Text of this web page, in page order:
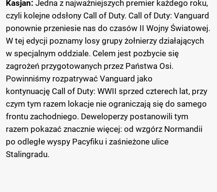
Kasjan: Jedna z najważniejszych premier każdego roku,
czyli kolejne odsłony Call of Duty. Call of Duty: Vanguard
ponownie przeniesie nas do czasów II Wojny Światowej.
W tej edycji poznamy losy grupy żołnierzy działających
w specjalnym oddziale. Celem jest pozbycie się
zagrożeń przygotowanych przez Państwa Osi.
Powinniśmy rozpatrywać Vanguard jako
kontynuację Call of Duty: WWII sprzed czterech lat, przy
czym tym razem lokacje nie ograniczają się do samego
frontu zachodniego. Deweloperzy postanowili tym
razem pokazać znacznie więcej: od wzgórz Normandii
po odległe wyspy Pacyfiku i zaśnieżone ulice
Stalingradu.